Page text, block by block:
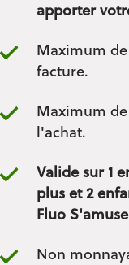
apporter
Maximum
facture.
Maximum
l'achat.
Valide sur 1
plus et 2
Fluo
Non